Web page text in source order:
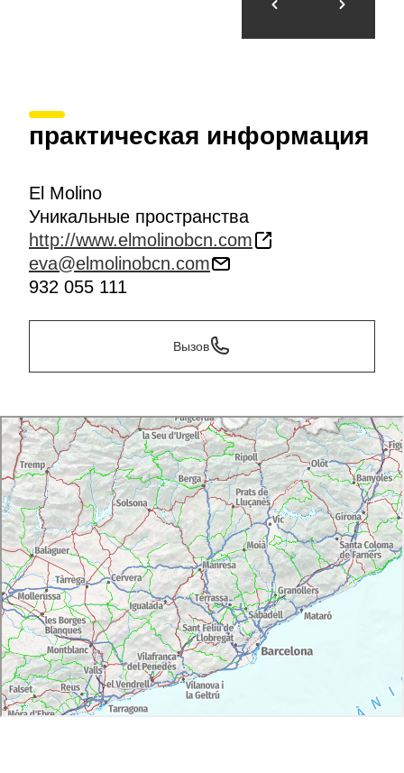
практическая информация
El Molino
Уникальные пространства
http://www.elmolinobcn.com
eva@elmolinobcn.com
932 055 111
Вызов